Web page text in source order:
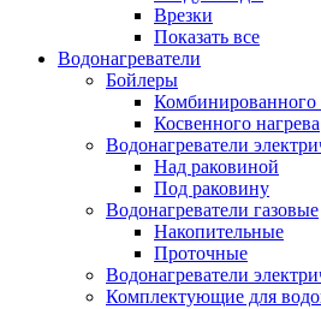
Врезки
Показать все
Водонагреватели
Бойлеры
Комбинированного
Косвенного нагрева
Водонагреватели
Над раковиной
Под раковину
Водонагреватели газовые
Накопительные
Проточные
Водонагреватели
Комплектующие для